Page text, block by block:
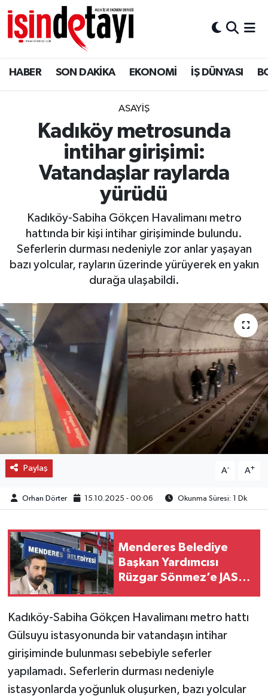
HABER SON DAKİKA EKONOMİ İŞ DÜNYASI
ASAYİŞ
Kadıköy metrosunda
intihar girişimi:
Vatandaşlar raylarda
yürüdü
Kadıköy-Sabiha Gökçen Havalimanı metro
hattında bir kişi intihar girişiminde bulundu.
Seferlerin durması nedeniyle zor anlar yaşayan
bazı yolcular, rayların üzerinde yürüyerek en yakın
durağa ulaşabildi.
Paylaş A- A+
Orhan Dörter 15.10.2025 - 00:06 Okunma Süresi: 1 Dk
Menderes Belediye
Başkan Yardımcısı
Rüzgar Sönmez’e JASAT
Kadıköy-Sabiha Gökçen Havalimanı metro hattı
Gülsuyu istasyonunda bir vatandaşın intihar
girişiminde bulunması sebebiyle seferler
yapılamadı. Seferlerin durması nedeniyle
istasyonlarda yoğunluk oluşurken, bazı yolcular
DÜNYA
Eğitim
ENERJİ HABERİ
GAYRİMENKUL
LOJİSTİK
MAGAZİN
SAĞLIK
SON DAKİKA
SPOR
FİNANS
Nöbetçi Eczaneler
Hava Durumu
İstanbul Namaz Vakitleri
Trafik Durumu
Süper Lig Puan Durumu ve Fikstür
Tüm Manşetler
Son Dakika Haberleri
Haber Arşivi